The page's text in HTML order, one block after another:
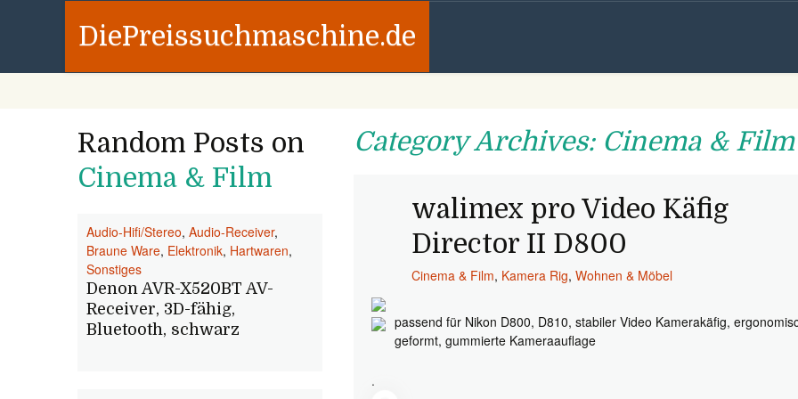
DiePreissuchmaschine.de
Category Archives: Cinema & Film
walimex pro Video Käfig
Director II D800
Cinema & Film, Kamera Rig,Wohnen & Möbel
passend für Nikon D800, D810, stabiler Video Kamerakäfig,
geformt, gummierte Kameraauflage
.
Random Posts on
Cinema & Film
Audio-Hifi/Stereo, Audio-Receiver,
Braune Ware, Elektronik, Hartwaren,
Sonstiges
Denon AVR-X520BT AV-
Receiver, 3D-fähig,
Bluetooth, schwarz